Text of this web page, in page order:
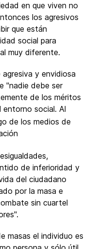
en que viven no
los agresivos
que están
social para
muy diferente.
y envidiosa
"nadie debe ser
de los méritos
entorno social. Al
de inferioridad y
del ciudadano
por la masa e
sin cuartel
masas el individuo es